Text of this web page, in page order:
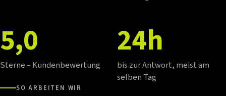
5,0
Sterne – Kundenbewertung
24h
bis zur Antwort, meist am
selben Tag
SO ARBEITEN WIR